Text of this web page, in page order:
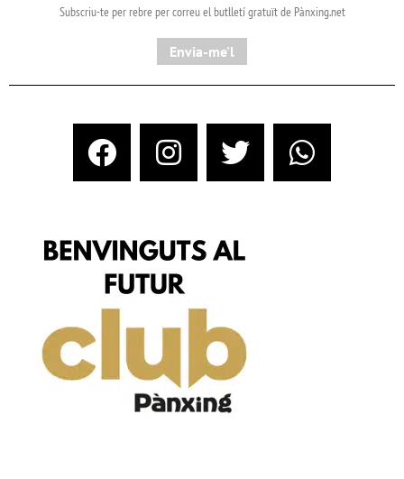
Subscriu-te per rebre per correu el butlletí gratuït de Pànxing.net​
Envia-me'l